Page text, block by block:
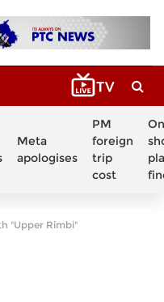
Meta
apologises
PM
foreign
trip
cost
"Upper Rimbi"